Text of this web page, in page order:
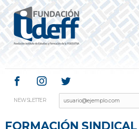
NEWSLETTER
FORMACIÓN SINDICAL